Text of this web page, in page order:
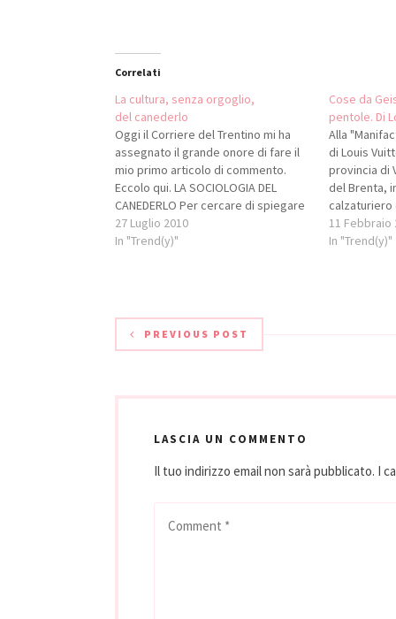
Correlati
La cultura, senza orgoglio,
del canederlo
Oggi il Corriere del Trentino mi ha
assegnato il grande onore di fare il
mio primo articolo di commento.
Eccolo qui. LA SOCIOLOGIA DEL
CANEDERLO Per cercare di spiegare
dove risiedono le difficoltà della
ristorazione locale, bisogna
27 Luglio 2010
In "Trend(y)"
Cose da
pentole. Di
Alla
di Louis
provincia di
del Brenta,
calzaturiero
eccellenze
questa cosa
11 Febbraio
In "Trend(y)"
PREVIOUS POST
LASCIA UN COMMENTO
Il tuo indirizzo email non sarà pubblicato. I